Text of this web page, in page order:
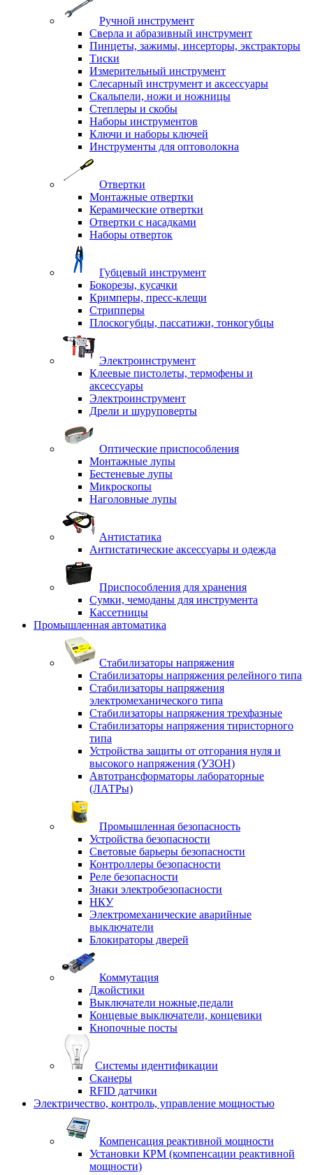
Ручной инструмент
Сверла и абразивный инструмент
Пинцеты, зажимы, инсерторы, экстракторы
Тиски
Измерительный инструмент
Слесарный инструмент и аксессуары
Скальпели, ножи и ножницы
Степлеры и скобы
Наборы инструментов
Ключи и наборы ключей
Инструменты для оптоволокна
Отвертки
Монтажные отвертки
Керамические отвертки
Отвертки с насадками
Наборы отверток
Губцевый инструмент
Бокорезы, кусачки
Кримперы, пресс-клещи
Стрипперы
Плоскогубцы, пассатижи, тонкогубцы
Электроинструмент
Клеевые пистолеты, термофены и
аксессуары
Электроинструмент
Дрели и шуруповерты
Оптические приспособления
Монтажные лупы
Бестеневые лупы
Микроскопы
Наголовные лупы
Антистатика
Антистатические аксессуары и одежда
Приспособления для хранения
Сумки, чемоданы для инструмента
Кассетницы
Промышленная автоматика
Стабилизаторы напряжения
Стабилизаторы напряжения релейного типа
Стабилизаторы напряжения
электромеханического типа
Стабилизаторы напряжения трехфазные
Стабилизаторы напряжения тиристорного
типа
Устройства защиты от отгорания нуля и
высокого напряжения (УЗОН)
Автотрансформаторы лабораторные
(ЛАТРы)
Промышленная безопасность
Устройства безопасности
Световые барьеры безопасности
Контроллеры безопасности
Реле безопасности
Знаки электробезопасности
НКУ
Электромеханические аварийные
выключатели
Блокираторы дверей
Коммутация
Джойстики
Выключатели ножные,педали
Концевые выключатели, концевики
Кнопочные посты
Системы идентификации
Сканеры
RFID датчики
Электричество, контроль, управление мощностью
Компенсация реактивной мощности
Установки КРМ (компенсации реактивной
мощности)